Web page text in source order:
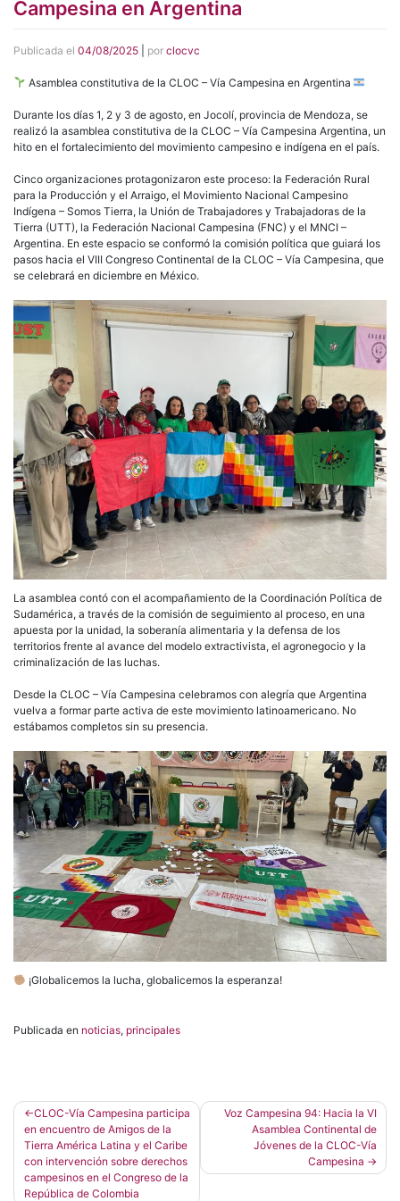
Campesina en Argentina
Publicada el 04/08/2025 por clocvc
Asamblea constitutiva de la CLOC – Vía Campesina en Argentina
Durante los días 1, 2 y 3 de agosto, en Jocolí, provincia de Mendoza, se
realizó la asamblea constitutiva de la CLOC – Vía Campesina Argentina, un
hito en el fortalecimiento del movimiento campesino e indígena en el país.
Cinco organizaciones protagonizaron este proceso: la Federación Rural
para la Producción y el Arraigo, el Movimiento Nacional Campesino
Indígena – Somos Tierra, la Unión de Trabajadores y Trabajadoras de la
Tierra (UTT), la Federación Nacional Campesina (FNC) y el MNCI –
Argentina. En este espacio se conformó la comisión política que guiará los
pasos hacia el VIII Congreso Continental de la CLOC – Vía Campesina, que
se celebrará en diciembre en México.
La asamblea contó con el acompañamiento de la Coordinación Política de
Sudamérica, a través de la comisión de seguimiento al proceso, en una
apuesta por la unidad, la soberanía alimentaria y la defensa de los
territorios frente al avance del modelo extractivista, el agronegocio y la
criminalización de las luchas.
Desde la CLOC – Vía Campesina celebramos con alegría que Argentina
vuelva a formar parte activa de este movimiento latinoamericano. No
estábamos completos sin su presencia.
¡Globalicemos la lucha, globalicemos la esperanza!
Publicada en noticias, principales
Navegación
de
entradas
CLOC-Vía Campesina participa
en encuentro de Amigos de la
Tierra América Latina y el Caribe
con intervención sobre derechos
campesinos en el Congreso de la
República de Colombia
Voz Campesina 94: Hacia la VI
Asamblea Continental de
Jóvenes de la CLOC-Vía
Campesina